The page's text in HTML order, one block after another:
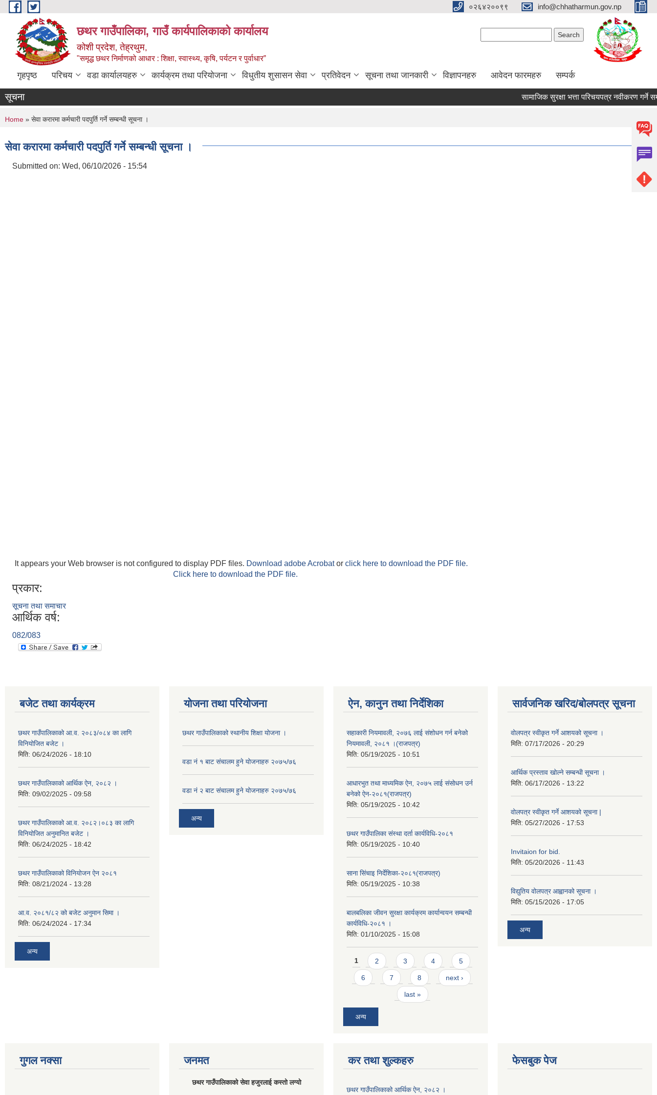
Skip to main content ०२६४२००९९ info@chhatharmun.gov.np
छथर गाउँपालिका, गाउँ कार्यपालिकाको कार्यालय
कोशी प्रदेश, तेह्रथुम,
"समृद्ध छथर निर्माणको आधार : शिक्षा, स्वास्थ्य, कृषि, पर्यटन र पुर्वाधार”
गृहपृष्ठ परिचय वडा कार्यालयहरु कार्यक्रम तथा परियोजना विधुतीय शुसासन सेवा प्रतिवेदन सूचना तथा जानकारी विज्ञापनहरु आवेदन फारमहरु सम्पर्क
सूचना सामाजिक सुरक्षा भत्ता परिचयपत्र नवीकरण गर्ने
You are here
Home » सेवा करारमा कर्मचारी पदपुर्ति गर्ने सम्बन्धी सूचना ।
सेवा करारमा कर्मचारी पदपुर्ति गर्ने सम्बन्धी सूचना ।
Submitted on: Wed, 06/10/2026 - 15:54
It appears your Web browser is not configured to display PDF files. Download adobe Acrobator click here to download the PDF file.
Click here to download the PDF file.
प्रकार:
सूचना तथा समाचार
आर्थिक वर्ष:
082/083
बजेट तथा कार्यक्रम
छथर गाउँपालिकाको आ.व. २०८३/०८४ का लागि
विनियोजित बजेट ।
मिति: 06/24/2026 - 18:10
छथर गाउँपालिकाको आर्थिक ऐन, २०८२ ।
मिति: 09/02/2025 - 09:58
छथर गाउँपालिकाको आ.व. २०८२।०८३ का लागि
विनियोजित अनुमानित बजेट ।
मिति: 06/24/2025 - 18:42
छथर गाउँपालिकाको विनियोजन ऐन २०८१
मिति: 08/21/2024 - 13:28
आ.व. २०८१/८२ को बजेट अनुमान सिमा ।
मिति: 06/24/2024 - 17:34
अन्य
योजना तथा परियोजना
छथर गाउँपालिकाको स्थानीय शिक्षा योजना ।
वडा नं १ बाट संचालम हुने योजनाहरु २०७५/७६
वडा नं २ बाट संचालम हुने योजनाहरु २०७५/७६
अन्य
ऐन, कानुन तथा निर्देशिका
सहाकारी नियमावली, २०७६ लाई संशोधन गर्न बनेको
नियमावली, २०८१ ।(राजपत्र)
मिति: 05/19/2025 - 10:51
आधारभुत तथा माध्यमिक ऐन, २०७५ लाई संसोधन उर्न
बनेको ऐन-२०८१(राजपत्र)
मिति: 05/19/2025 - 10:42
छथर गाउँपालिका संस्था दर्ता कार्यविधि-२०८१
मिति: 05/19/2025 - 10:40
साना सिंचाइ निर्देशिका-२०८१(राजपत्र)
मिति: 05/19/2025 - 10:38
बालबलिका जीवन सुरक्षा कार्यक्रम कार्यान्वयन सम्बन्धी
कार्यविधि-२०८१ ।
मिति: 01/10/2025 - 15:08
Pages
1 2 3 4 5
6 7 8 next ›
last »
अन्य
सार्वजनिक खरिद/बोलपत्र सूचना
वोलपत्र स्वीकृत गर्ने आशयको सूचना ।
मिति: 07/17/2026 - 20:29
आर्थिक प्रस्ताव खोल्ने सम्बन्धी सूचना ।
मिति: 06/17/2026 - 13:22
वोलपत्र स्वीकृत गर्ने आशयको सूचना |
मिति: 05/27/2026 - 17:53
Invitaion for bid.
मिति: 05/20/2026 - 11:43
विद्युतिय वोलपत्र आह्वानको सूचना ।
मिति: 05/15/2026 - 17:05
अन्य
गुगल नक्सा जनमत
छथर गाउँपालिकाको सेवा हजुरलाई कस्तो लग्यो
कर तथा शुल्कहरु
छथर गाउँपालिकाको आर्थिक ऐन, २०८२ ।
फेसबुक पेज